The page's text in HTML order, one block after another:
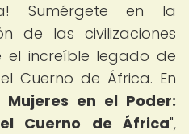
Sumérgete en la
de las civilizaciones
el increíble legado de
Cuerno de África. En
Mujeres en el Poder:
Cuerno de África",